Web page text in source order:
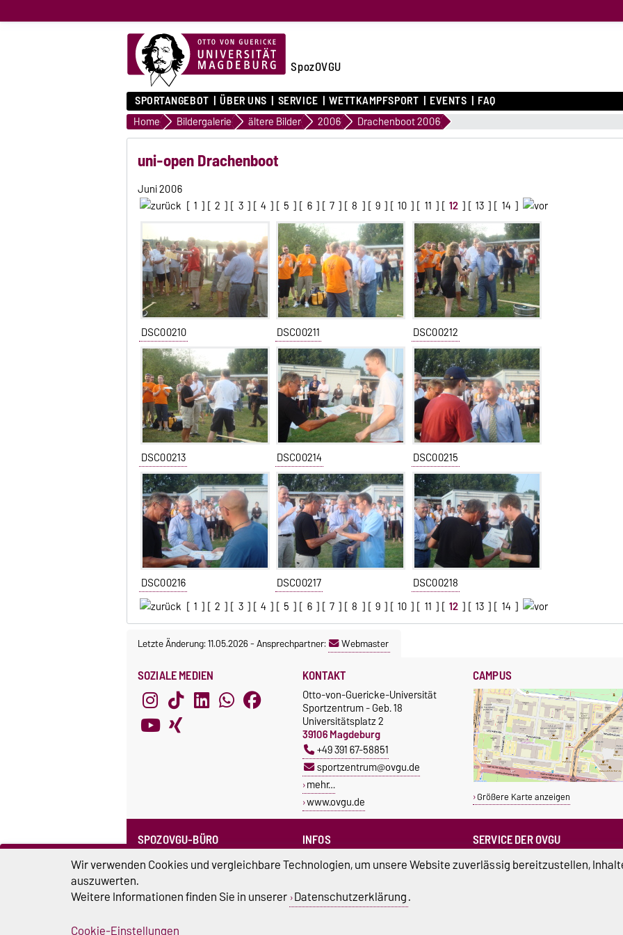
SpozOVGU
SPORTANGEBOT ÜBER UNS SERVICE WETTKAMPFSPORT EVENTS FAQ
Home Bildergalerie ältere Bilder 2006 Drachenboot 2006
uni-open Drachenboot
Juni 2006
[ 1 ] [ 2 ] [ 3 ] [ 4 ] [ 5 ] [ 6 ] [ 7 ] [ 8 ] [ 9 ] [ 10 ] [ 11 ] [ 12 ] [ 13 ] [ 14 ]
DSC00210 DSC00211 DSC00212
DSC00213 DSC00214 DSC00215
DSC00216 DSC00217
DSC00218
[ 1 ] [ 2 ] [ 3 ] [ 4 ] [ 5 ] [ 6 ] [ 7 ] [ 8 ] [ 9 ] [ 10 ] [ 11 ] [ 12 ] [ 13 ] [ 14 ]
Letzte Änderung: 11.05.2026-Ansprechpartner: Webmaster
SOZIALE MEDIEN KONTAKT
Otto-von-Guericke-Universität
Sportzentrum - Geb. 18
Universitätsplatz 2
39106 Magdeburg
+49 391 67-58851
sportzentrum@ovgu.de
mehr…
www.ovgu.de
CAMPUS
Größere Karte anzeigen
SPOZOVGU-BÜRO
Sprechzeiten
INFOS
Campus Service Center
Studentenwerk
Studierendenrat
Sportreferent der Uni
SERVICE DER OVGU
Infopoint & Fundbüro
+49 391 67-54444
Wir verwenden Cookies und vergleichbare Technologien, um unsere Website zuverlässig bereitzustellen,
auszuwerten.
Weitere Informationen finden Sie in unserer Datenschutzerklärung.
Cookie-Einstellungen